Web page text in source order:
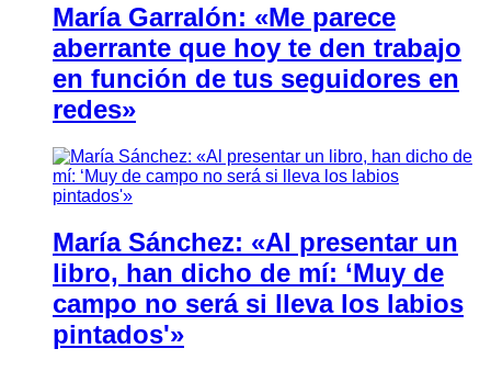
María Garralón: «Me parece
aberrante que hoy te den trabajo
en función de tus seguidores en
redes»
María Sánchez: «Al presentar un
libro, han dicho de mí: ‘Muy de
campo no será si lleva los labios
pintados'»